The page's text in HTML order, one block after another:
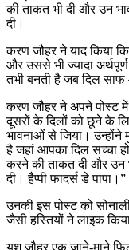
की ताकत भी दी और उन
दी।
करण जौहर ने याद किया
और उससे भी ज्यादा
तभी बनती है जब दिल साफ
करण जौहर ने अपने पोस्ट में
दूसरों के दिलों को छूने के
भावनाओं से जिया। उन्होंने
है जहां आपका दिल सच्चा
करने की ताकत दी और उन
दी। हैप्पी फादर्स डे पापा।”
उनकी इस पोस्ट को
जैसी हस्तियों ने लाइक
यश जौहर एक जाने-माने